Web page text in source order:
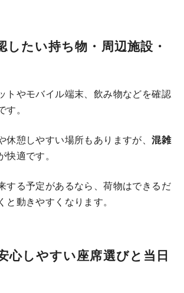
したい持ち物・周辺施設・
トやモバイル端末、飲み物などを確認
。
休憩しやすい場所もありますが、混雑
快適です。
する予定があるなら、荷物はできるだ
と動きやすくなります。
心しやすい座席選びと当日